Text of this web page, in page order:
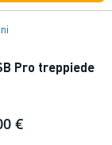
Pro treppiede
€